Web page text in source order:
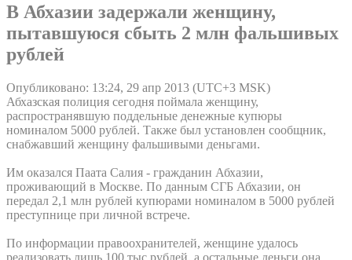
В Абхазии задержали женщину,
пытавшуюся сбыть 2 млн фальшивых
рублей
Опубликовано: 13:24, 29 апр 2013 (UTC+3 MSK)
Абхазская полиция сегодня поймала женщину,
распространявшую поддельные денежные купюры
номиналом 5000 рублей. Также был установлен сообщник,
снабжавший женщину фальшивыми деньгами.
Им оказался Паата Салия - гражданин Абхазии,
проживающий в Москве. По данным СГБ Абхазии, он
передал 2,1 млн рублей купюрами номиналом в 5000 рублей
преступнице при личной встрече.
По информации правоохранителей, женщине удалось
реализовать лишь 100 тыс рублей, а остальные деньги она